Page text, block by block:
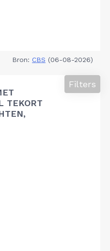
Bron: CBS (06-08-2026)
TEKORT
Filters